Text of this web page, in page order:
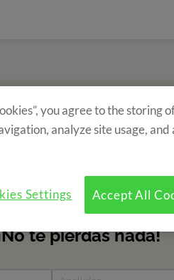
a nuestro
nuestros campamentos?
you agree to the storing
analyze site usage,
Accept All
Settings